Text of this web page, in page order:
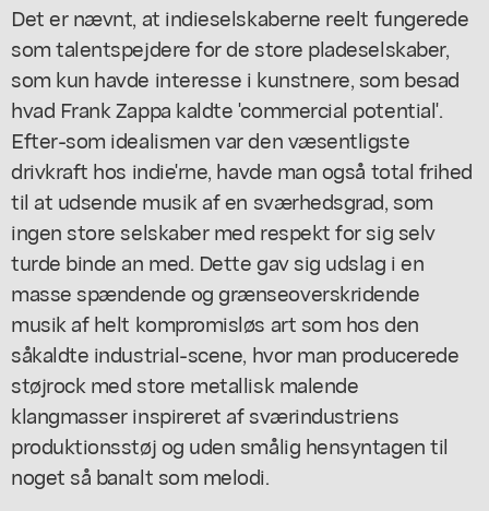
Det er nævnt, at indieselskaberne reelt fungerede
som talentspejdere for de store pladeselskaber,
som kun havde interesse i kunstnere, som besad
hvad Frank Zappa kaldte 'commercial potential'.
Efter-som idealismen var den væsentligste
drivkraft hos indie'rne, havde man også total frihed
til at udsende musik af en sværhedsgrad, som
ingen store selskaber med respekt for sig selv
turde binde an med. Dette gav sig udslag i en
masse spændende og grænseoverskridende
musik af helt kompromisløs art som hos den
såkaldte industrial-scene, hvor man producerede
støjrock med store metallisk malende
klangmasser inspireret af sværindustriens
produktionsstøj og uden smålig hensyntagen til
noget så banalt som melodi.